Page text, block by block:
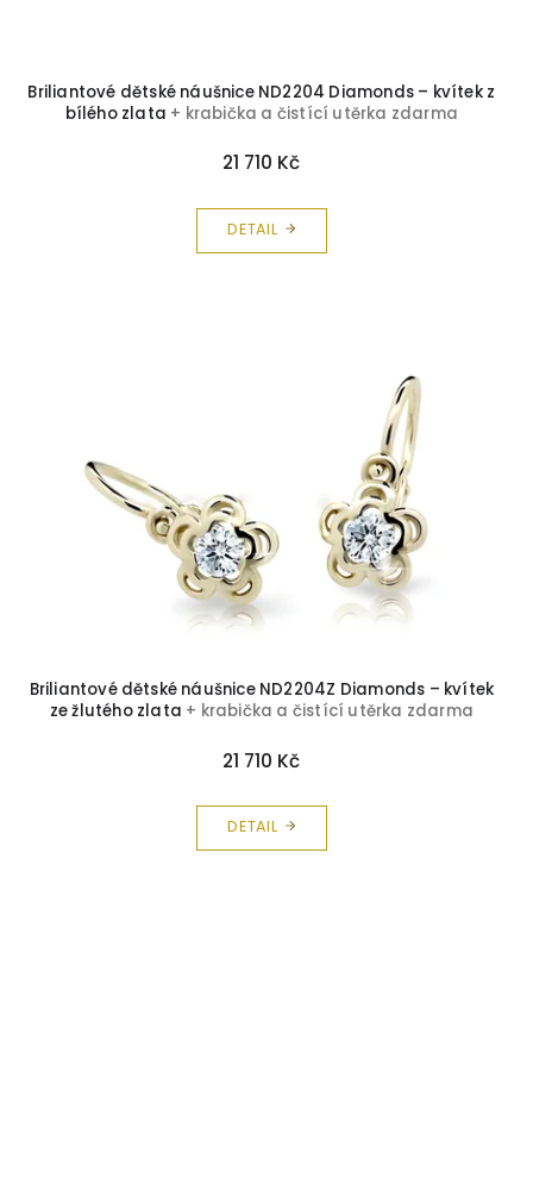
Briliantové dětské náušnice ND2204 Diamonds – kvítek z
bílého zlata + krabička a čistící utěrka zdarma
21 710 Kč
DETAIL
Briliantové dětské náušnice ND2204Z Diamonds – kvítek
ze žlutého zlata + krabička a čistící utěrka zdarma
21 710 Kč
DETAIL